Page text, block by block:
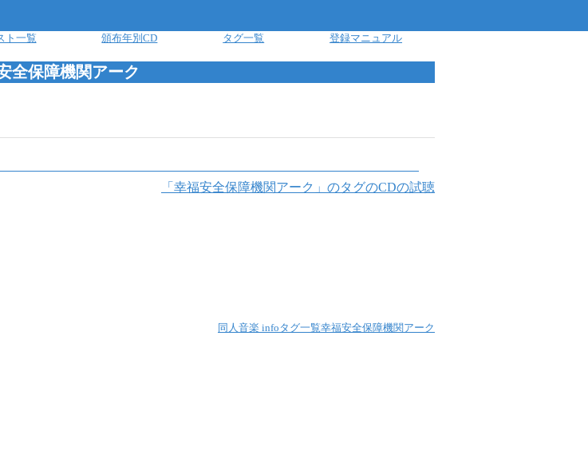
ト一覧 頒布年別CD タグ一覧 登録マニュアル
全保障機関アーク
「 幸福安全保障機関アーク 」のタグのCDの試聴
同人音楽 infoタグ一覧幸福安全保障機関アーク